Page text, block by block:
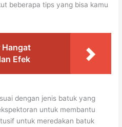
beberapa tips yang bisa kamu
Hangat
Efek
dengan jenis batuk yang
untuk membantu
untuk meredakan batuk